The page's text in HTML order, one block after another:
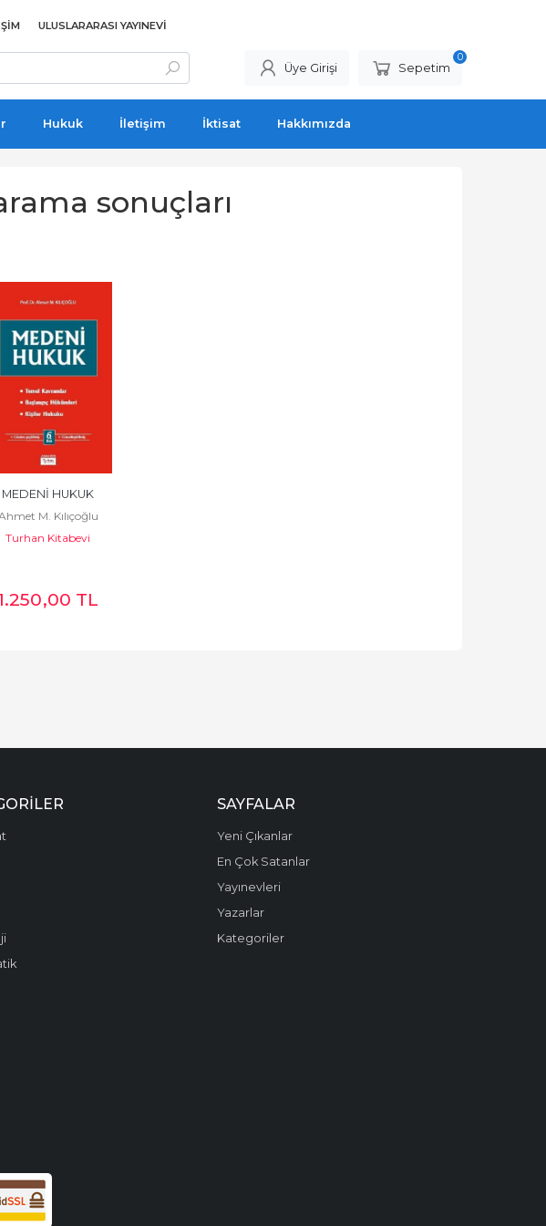
ULUSLARARASI YAYINEVI
Üye Girişi Sepetim
0
Hukuk İletişim İktisat Hakkımızda
sonuçları
MEDENİ HUKUK
M. Kılıçoğlu
Turhan Kitabevi
,00 TL
SAYFALAR
Yeni Çıkanlar
En Çok Satanlar
Yayınevleri
Yazarlar
Kategoriler